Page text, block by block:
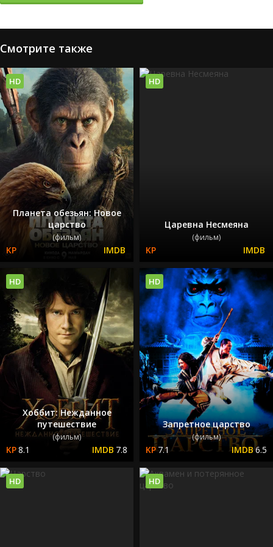
Смотрите также
Планета обезьян: Новое
царство
(фильм)
HD
Царевна Несмеяна
(фильм)
HD
Хоббит: Нежданное
путешествие
(фильм)
8.1 7.8
HD
Запретное царство
(фильм)
7.1 6.5
HD
HD HD